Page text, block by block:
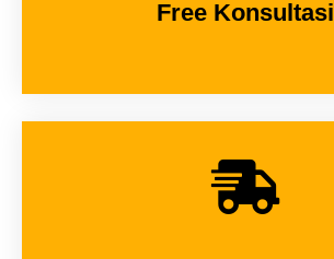
Free Konsultasi